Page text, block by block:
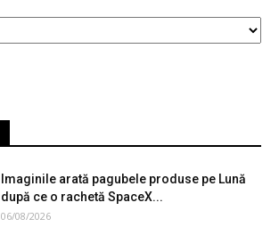
Imaginile arată pagubele produse pe Lună
după ce o rachetă SpaceX...
06/08/2026